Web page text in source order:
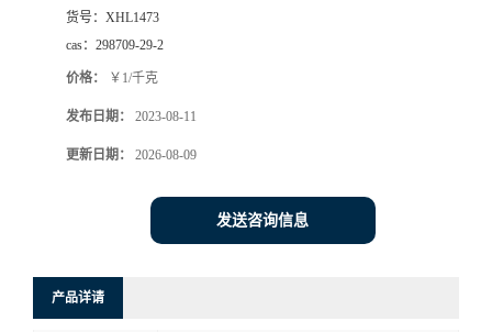
货号： XHL1473
cas： 298709-29-2
价格： ￥1/千克
发布日期： 2023-08-11
更新日期： 2026-08-09
发送咨询信息
产品详请